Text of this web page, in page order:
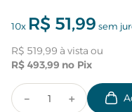
10x R$ 51,99 sem
R$ 519,99
R$ 493,99
＋
－